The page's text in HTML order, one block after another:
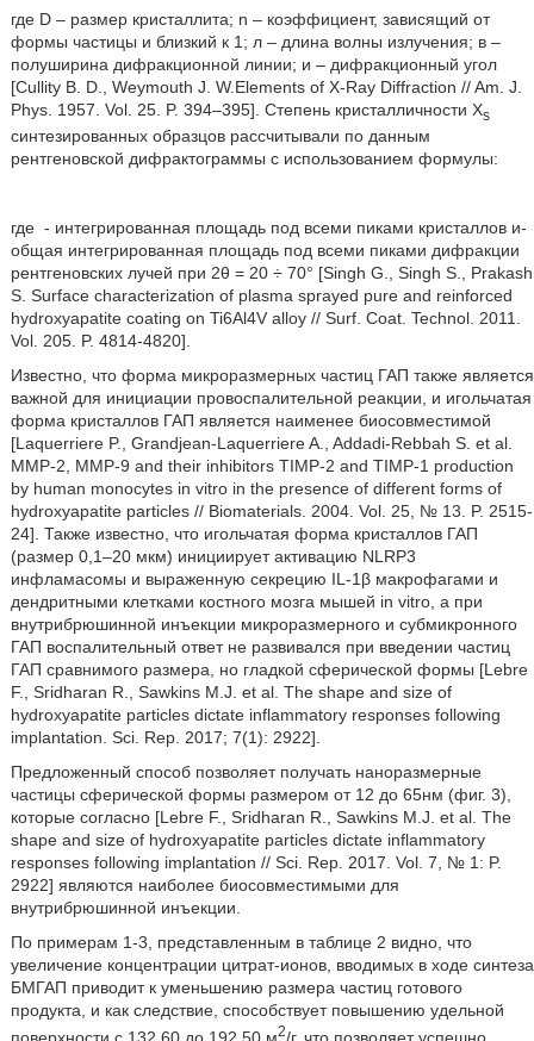
где D – размер кристаллита; n – коэффициент, зависящий от
формы частицы и близкий к 1; л – длина волны излучения; в –
полуширина дифракционной линии; и – дифракционный угол
[Cullity B. D., Weymouth J. W.Elements of X-Ray Diffraction // Am. J.
Phys. 1957. Vol. 25. P. 394–395]. Степень кристалличности Xs
синтезированных образцов рассчитывали по данным
рентгеновской дифрактограммы с использованием формулы:
где - интегрированная площадь под всеми пиками кристаллов и-
общая интегрированная площадь под всеми пиками дифракции
рентгеновских лучей при 2θ = 20 ÷ 70° [Singh G., Singh S., Prakash
S. Surface characterization of plasma sprayed pure and reinforced
hydroxyapatite coating on Ti6Al4V alloy // Surf. Coat. Technol. 2011.
Vol. 205. P. 4814-4820].
Известно, что форма микроразмерных частиц ГАП также является
важной для инициации провоспалительной реакции, и игольчатая
форма кристаллов ГАП является наименее биосовместимой
[Laquerriere P., Grandjean-Laquerriere A., Addadi-Rebbah S. et al.
MMP-2, MMP-9 and their inhibitors TIMP-2 and TIMP-1 production
by human monocytes in vitro in the presence of different forms of
hydroxyapatite particles // Biomaterials. 2004. Vol. 25, № 13. P. 2515-
24]. Также известно, что игольчатая форма кристаллов ГАП
(размер 0,1–20 мкм) инициирует активацию NLRP3
инфламасомы и выраженную секрецию IL-1β макрофагами и
дендритными клетками костного мозга мышей in vitro, а при
внутрибрюшинной инъекции микроразмерного и субмикронного
ГАП воспалительный ответ не развивался при введении частиц
ГАП сравнимого размера, но гладкой сферической формы [Lebre
F., Sridharan R., Sawkins M.J. et al. The shape and size of
hydroxyapatite particles dictate inflammatory responses following
implantation. Sci. Rep. 2017; 7(1): 2922].
Предложенный способ позволяет получать наноразмерные
частицы сферической формы размером от 12 до 65нм (фиг. 3),
которые согласно [Lebre F., Sridharan R., Sawkins M.J. et al. The
shape and size of hydroxyapatite particles dictate inflammatory
responses following implantation // Sci. Rep. 2017. Vol. 7, № 1: P.
2922] являются наиболее биосовместимыми для
внутрибрюшинной инъекции.
По примерам 1-3, представленным в таблице 2 видно, что
увеличение концентрации цитрат-ионов, вводимых в ходе синтеза
БМГАП приводит к уменьшению размера частиц готового
продукта, и как следствие, способствует повышению удельной
поверхности с 132,60 до 192,50 м2/г, что позволяет успешно